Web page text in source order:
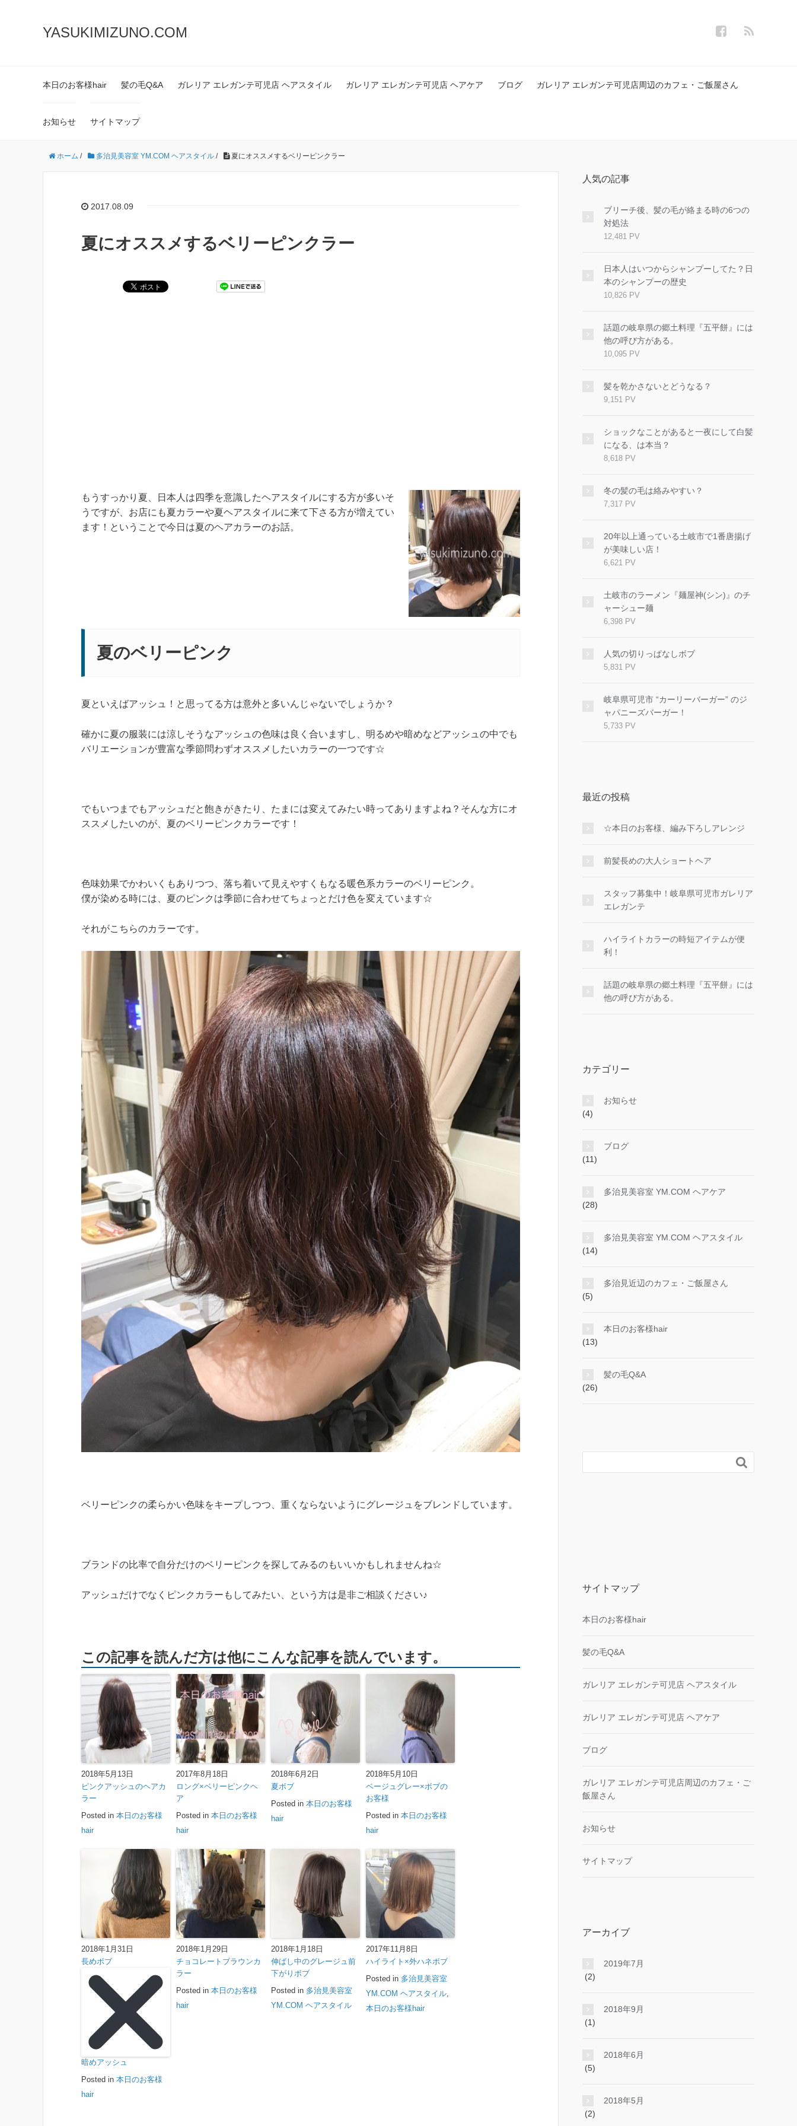
YASUKIMIZUNO.COM
本日のお客様hair 髪の毛Q&A ガレリア エレガンテ可児店 ヘアスタイル ガレリア エレガンテ可児店 ヘアケア ブログ ガレリア エレガンテ可児店周辺のカフェ・ご飯屋さん
お知らせ サイトマップ
ホーム / 多治見美容室 YM.COM ヘアスタイル / 夏にオススメするベリーピンクラー
2017.08.09
夏にオススメするベリーピンクラー
もうすっかり夏、日本人は四季を意識したヘアスタイルにする方が多いそ
うですが、お店にも夏カラーや夏ヘアスタイルに来て下さる方が増えてい
ます！ということで今日は夏のヘアカラーのお話。
夏のベリーピンク
夏といえばアッシュ！と思ってる方は意外と多いんじゃないでしょうか？
確かに夏の服装には涼しそうなアッシュの色味は良く合いますし、明るめや暗めなどアッシュの中でも
バリエーションが豊富な季節問わずオススメしたいカラーの一つです☆
でもいつまでもアッシュだと飽きがきたり、たまには変えてみたい時ってありますよね？そんな方にオ
ススメしたいのが、夏のベリーピンクカラーです！
色味効果でかわいくもありつつ、落ち着いて見えやすくもなる暖色系カラーのベリーピンク。
僕が染める時には、夏のピンクは季節に合わせてちょっとだけ色を変えています☆
それがこちらのカラーです。
ベリーピンクの柔らかい色味をキープしつつ、重くならないようにグレージュをブレンドしています。
ブランドの比率で自分だけのベリーピンクを探してみるのもいいかもしれませんね☆
アッシュだけでなくピンクカラーもしてみたい、という方は是非ご相談ください♪
この記事を読んだ方は他にこんな記事を読んでいます。
2018年5月13日
ピンクアッシュのヘアカ
ラー
Posted in 本日のお客様
hair
2017年8月18日
ロング×ベリーピンクヘ
ア
Posted in 本日のお客様
hair
2018年6月2日
夏ボブ
Posted in 本日のお客様
hair
2018年5月10日
ベージュグレー×ボブの
お客様
Posted in 本日のお客様
hair
2018年1月31日
長めボブ
暗めアッシュ
Posted in 本日のお客様
hair
2018年1月29日
チョコレートブラウンカ
ラー
Posted in 本日のお客様
hair
2018年1月18日
伸ばし中のグレージュ前
下がりボブ
Posted in 多治見美容室
YM.COM ヘアスタイル
2017年11月8日
ハイライト×外ハネボブ
Posted in 多治見美容室
YM.COM ヘアスタイル,
本日のお客様hair
人気の記事
ブリーチ後、髪の毛が絡まる時の6つの
対処法
12,481 PV
日本人はいつからシャンプーしてた？日
本のシャンプーの歴史
10,826 PV
話題の岐阜県の郷土料理『五平餅』には
他の呼び方がある。
10,095 PV
髪を乾かさないとどうなる？
9,151 PV
ショックなことがあると一夜にして白髪
になる、は本当？
8,618 PV
冬の髪の毛は絡みやすい？
7,317 PV
20年以上通っている土岐市で1番唐揚げ
が美味しい店！
6,621 PV
土岐市のラーメン『麺屋神(シン)』のチ
ャーシュー麺
6,398 PV
人気の切りっぱなしボブ
5,831 PV
岐阜県可児市 “カーリーバーガー” のジ
ャパニーズバーガー！
5,733 PV
最近の投稿
☆本日のお客様、編み下ろしアレンジ
前髪長めの大人ショートヘア
スタッフ募集中！岐阜県可児市ガレリア
エレガンテ
ハイライトカラーの時短アイテムが便
利！
話題の岐阜県の郷土料理『五平餅』には
他の呼び方がある。
カテゴリー
お知らせ
(4)
ブログ
(11)
多治見美容室 YM.COM ヘアケア
(28)
多治見美容室 YM.COM ヘアスタイル
(14)
多治見近辺のカフェ・ご飯屋さん
(5)
本日のお客様hair
(13)
髪の毛Q&A
(26)

サイトマップ
本日のお客様hair
髪の毛Q&A
ガレリア エレガンテ可児店 ヘアスタイル
ガレリア エレガンテ可児店 ヘアケア
ブログ
ガレリア エレガンテ可児店周辺のカフェ・ご
飯屋さん
お知らせ
サイトマップ
アーカイブ
2019年7月
(2)
2018年9月
(1)
2018年6月
(5)
2018年5月
(2)